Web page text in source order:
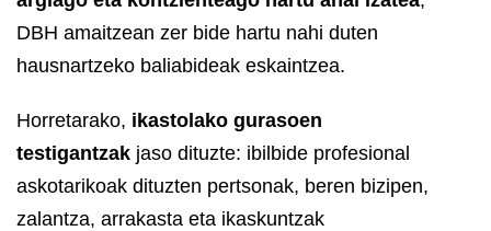
DBH amaitzean zer bide hartu nahi duten
hausnartzeko baliabideak eskaintzea.
Horretarako, ikastolako gurasoen
testigantzak jaso dituzte: ibilbide profesional
askotarikoak dituzten pertsonak, beren bizipen,
zalantza, arrakasta eta ikaskuntzak